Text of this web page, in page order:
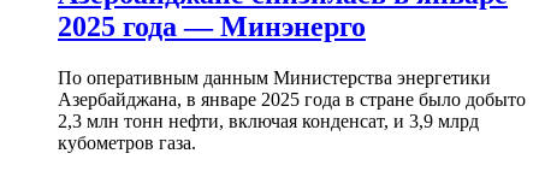
2025 года — Минэнерго
По оперативным данным Министерства энергетики
Азербайджана, в январе 2025 года в стране было добыто
2,3 млн тонн нефти, включая конденсат, и 3,9 млрд
кубометров газа.